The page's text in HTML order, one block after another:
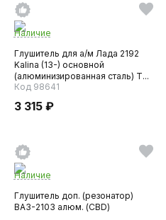
Наличие
Глушитель для а/м Лада 2192
Kalina (13-) основной
(алюминизированная сталь) T...
Код 98641
3 315 ₽
Наличие
Глушитель доп. (резонатор)
ВАЗ-2103 алюм. (CBD)